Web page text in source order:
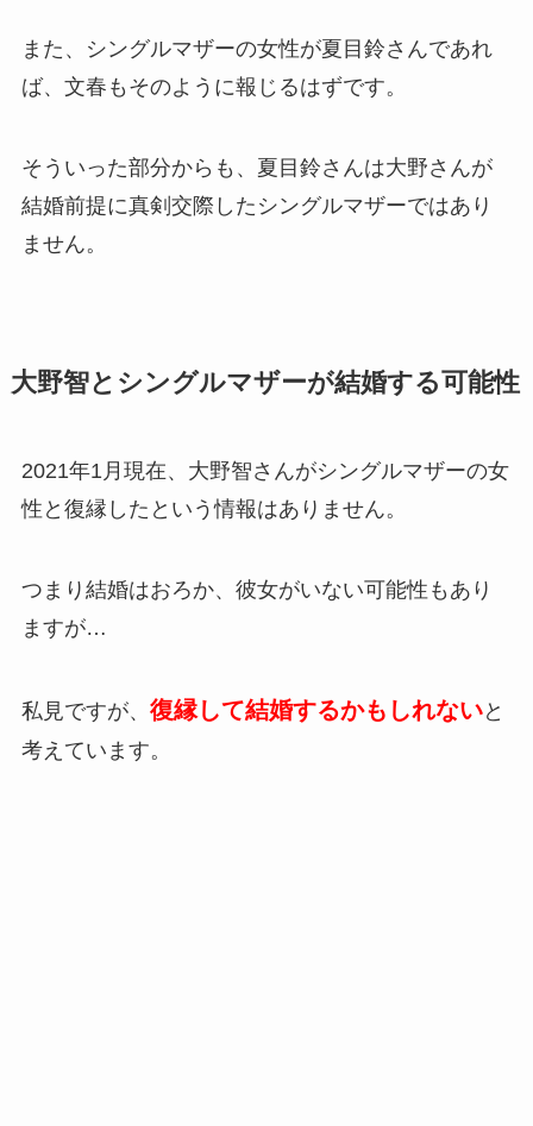
また、シングルマザーの女性が夏目鈴さんであれ
ば、文春もそのように報じるはずです。
そういった部分からも、夏目鈴さんは大野さんが
結婚前提に真剣交際したシングルマザーではあり
ません。
大野智とシングルマザーが結婚する可能性
2021年1月現在、大野智さんがシングルマザーの女
性と復縁したという情報はありません。
つまり結婚はおろか、彼女がいない可能性もあり
ますが…
私見ですが、 復縁して結婚するかもしれないと
考えています。